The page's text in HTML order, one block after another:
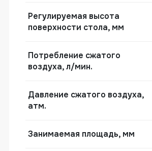
Регулируемая высота
поверхности стола, мм
Потребление сжатого
воздуха, л/мин.
Давление сжатого воздуха,
атм.
Занимаемая площадь, мм